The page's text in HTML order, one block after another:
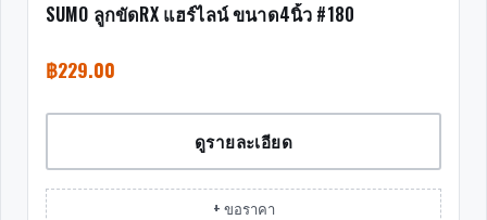
SUMO ลูกขัดRX แฮร์ไลน์ ขนาด4นิ้ว #180
฿229.00
ดูรายละเอียด
+ ขอราคา